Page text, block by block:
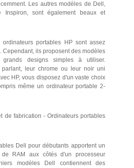
Les autres modèles de Dell,
sont également beaux et
portables HP sont assez
Cependant, ils proposent des modèles
designs simples à utiliser.
parlant, leur chrome ou leur noir uni
HP, vous disposez d'un vaste choix
même un ordinateur portable 2-
de fabrication - Ordinateurs portables
Dell pour débutants apportent un
RAM aux côtés d'un processeur
modèles Dell contiennent des